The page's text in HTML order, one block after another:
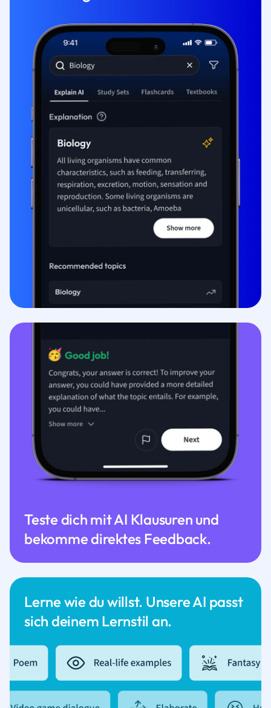
Lerne wie du willst. Unsere AI passt
sich deinem Lernstil an.
Teste dich mit AI Klausuren und
bekomme direktes Feedback.